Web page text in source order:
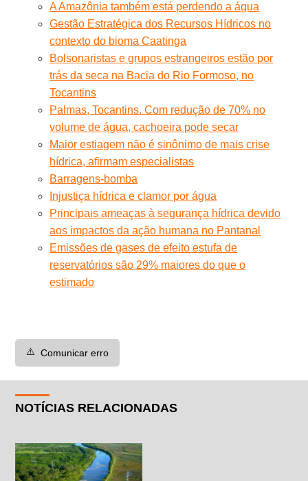
A Amazônia também está perdendo a água
Gestão Estratégica dos Recursos Hídricos no
contexto do bioma Caatinga
Bolsonaristas e grupos estrangeiros estão por
trás da seca na Bacia do Rio Formoso, no
Tocantins
Palmas, Tocantins. Com redução de 70% no
volume de água, cachoeira pode secar
Maior estiagem não é sinônimo de mais crise
hídrica, afirmam especialistas
Barragens-bomba
Injustiça hídrica e clamor por água
Principais ameaças à segurança hídrica devido
aos impactos da ação humana no Pantanal
Emissões de gases de efeito estufa de
reservatórios são 29% maiores do que o
estimado
⚠️ Comunicar erro
NOTÍCIAS RELACIONADAS